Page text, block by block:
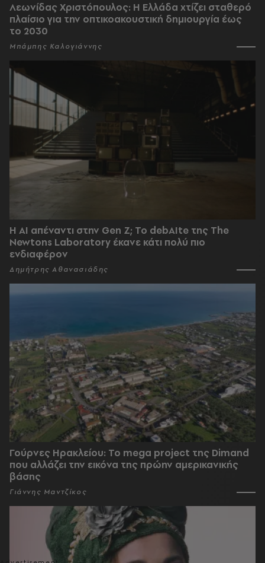
Λεωνίδας Χριστόπουλος: Η Ελλάδα χτίζει σταθερό
πλαίσιο για την οπτικοακουστική δημιουργία έως
το 2030
Μπάμπης Καλογιάννης
Η AI απέναντι στην Gen Z; Το debAIte της The
Newtons Laboratory έκανε κάτι πολύ πιο
ενδιαφέρον
Δημήτρης Αθανασιάδης
Γούρνες Ηρακλείου: To mega project της Dimand
που αλλάζει την εικόνα της πρώην αμερικανικής
βάσης
Γιάννης Μαντζίκος